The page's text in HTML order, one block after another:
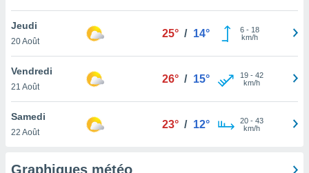
que
et que
Jeudi
20 Août
25° / 14° 6- 18
km/h
Vendredi
21 Août
26° / 15° 19- 42
km/h
Samedi
22 Août
23° / 12° 20- 43
km/h
Graphiques météo